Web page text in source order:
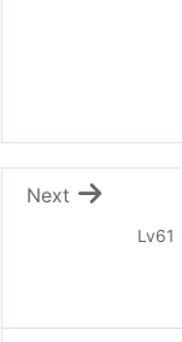
Lv61
Next